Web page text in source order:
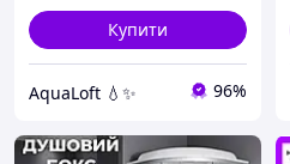
Купити
AquaLoft 💧✨ 96%